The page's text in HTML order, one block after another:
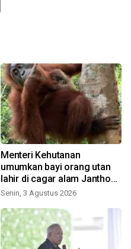
Menteri Kehutanan
umumkan bayi orang utan
lahir di cagar alam Jantho
Aceh
Senin, 3 Agustus 2026